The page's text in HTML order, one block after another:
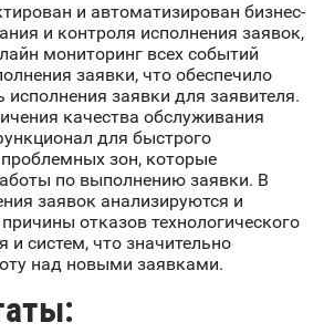
и автоматизирован бизнес-
и контроля исполнения заявок,
мониторинг всех событий
заявки, что обеспечило
исполнения заявки для заявителя.
качества обслуживания
для быстрого
зон, которые
по выполнению заявки. В
заявок анализируются и
отказов технологического
и систем, что значительно
над новыми заявками.